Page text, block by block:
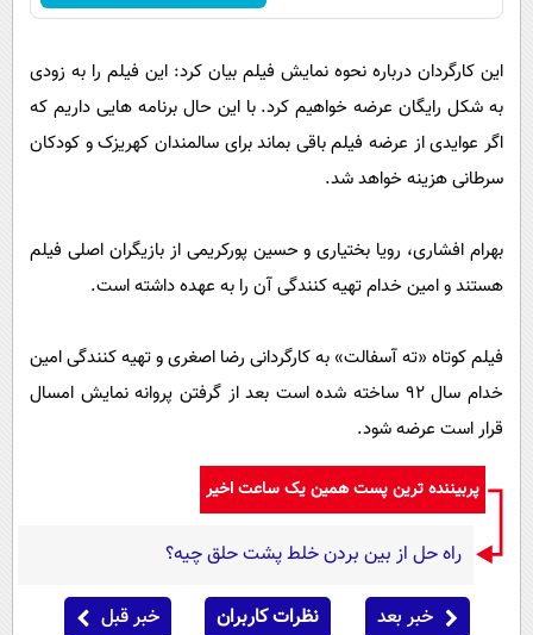
این کارگردان درباره نحوه نمایش فیلم بیان کرد: این فیلم را به زودی
به شکل رایگان عرضه خواهیم کرد. با این حال برنامه هایی داریم که
اگر عوایدی از عرضه فیلم باقی بماند برای سالمندان کهریزک و کودکان
سرطانی هزینه خواهد شد.
بهرام افشاری، رویا بختیاری و حسین پورکریمی از بازیگران اصلی فیلم
هستند و امین خدام تهیه کنندگی آن را به عهده داشته است.
فیلم کوتاه «ته آسفالت» به کارگردانی رضا اصغری و تهیه کنندگی امین
خدام سال ۹۲ ساخته شده است بعد از گرفتن پروانه نمایش امسال
قرار است عرضه شود.
پربیننده ترین پست همین یک ساعت اخیر
راه حل از بین بردن خلط پشت حلق چیه؟
خبر بعد نظرات کاربران خبر قبل